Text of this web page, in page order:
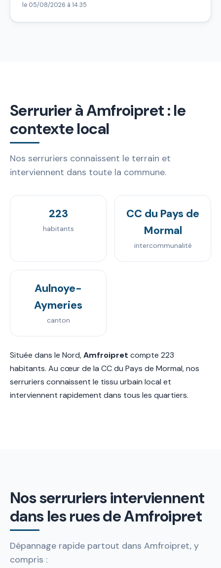
le 05/08/2026 à 14:35
Serrurier à Amfroipret : le
contexte local
Nos serruriers connaissent le terrain et
interviennent dans toute la commune.
223
habitants
CC du Pays de
Mormal
intercommunalité
Aulnoye-
Aymeries
canton
Située dans le Nord,Amfroipret compte 223
habitants. Au cœur de la CC du Pays de Mormal, nos
serruriers connaissent le tissu urbain local et
interviennent rapidement dans tous les quartiers.
Nos serruriers interviennent
dans les rues de Amfroipret
Dépannage rapide partout dans Amfroipret, y
compris :